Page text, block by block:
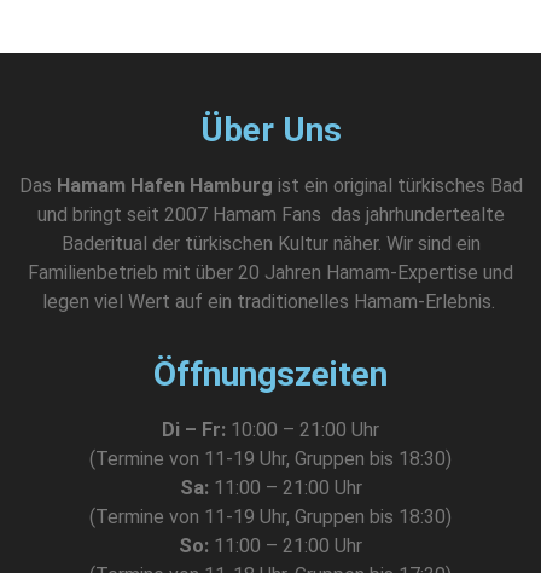
Über Uns
Das Hamam Hafen Hamburg ist ein original türkisches Bad
und bringt seit 2007 Hamam Fans das jahrhundertealte
Baderitual der türkischen Kultur näher. Wir sind ein
Familienbetrieb mit über 20 Jahren Hamam-Expertise und
legen viel Wert auf ein traditionelles Hamam-Erlebnis.
Öffnungszeiten
Di – Fr: 10:00 – 21:00 Uhr
(Termine von 11-19 Uhr, Gruppen bis 18:30)
Sa: 11:00 – 21:00 Uhr
(Termine von 11-19 Uhr, Gruppen bis 18:30)
So: 11:00 – 21:00 Uhr